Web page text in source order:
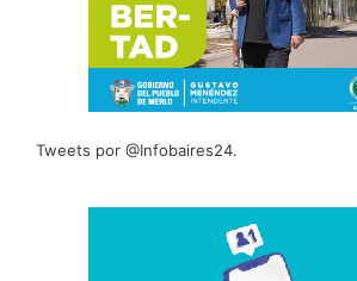
Tweets por @Infobaires24.